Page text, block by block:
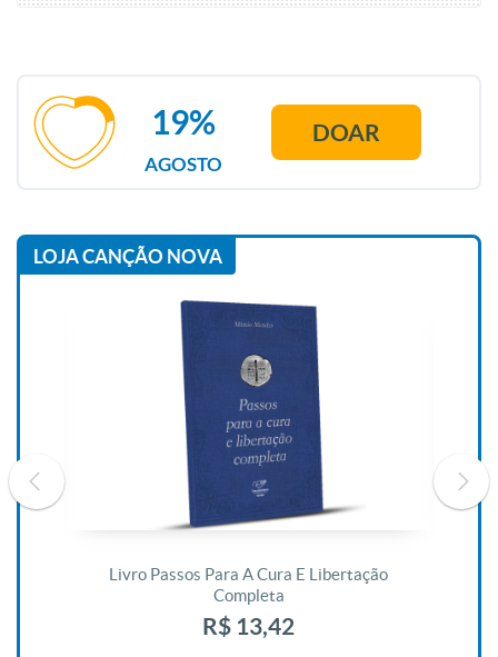
AGOSTO
19% DOAR
LOJA CANÇÃO NOVA
Livro Passos Para A Cura E Libertação
Completa
R$ 13,42